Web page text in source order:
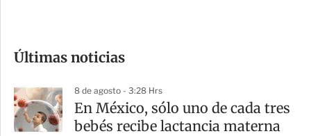
m
a
r
Últimas noticias
8 de agosto - 3:28 Hrs
En México, sólo uno de cada tres
bebés recibe lactancia materna